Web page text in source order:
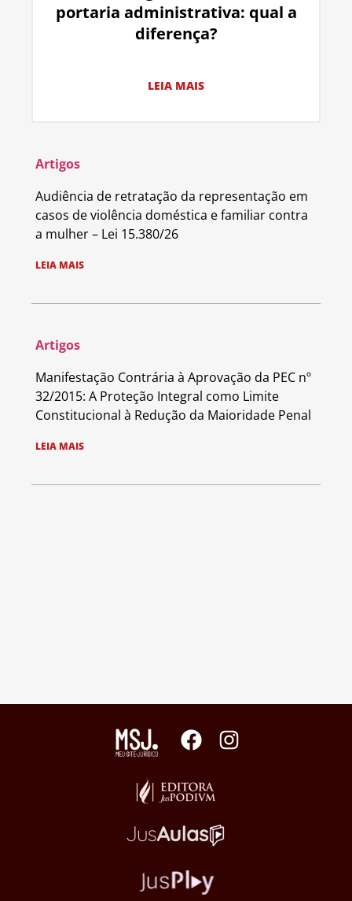
portaria administrativa: qual a
diferença?
LEIA MAIS
Artigos
Audiência de retratação da representação em
casos de violência doméstica e familiar contra
a mulher – Lei 15.380/26
LEIA MAIS
Artigos
Manifestação Contrária à Aprovação da PEC nº
32/2015: A Proteção Integral como Limite
Constitucional à Redução da Maioridade Penal
LEIA MAIS